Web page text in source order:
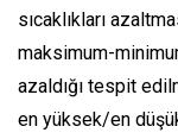
sıcaklıkları
maksimum-
azaldığı tespit
en yüksek/en